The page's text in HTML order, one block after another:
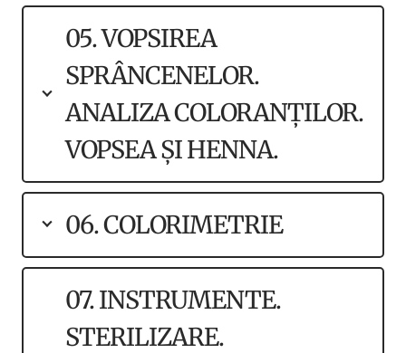
05. VOPSIREA
SPRÂNCENELOR.
ANALIZA COLORANȚILOR.
VOPSEA ȘI HENNA.
06. COLORIMETRIE
07. INSTRUMENTE.
STERILIZARE.